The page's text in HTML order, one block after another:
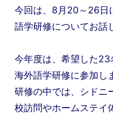
今回は、8月20～26日
語学研修についてお話
今年度は、希望した
海外語学研修に参加し
研修の中では、シドニ
校訪問やホームステイ